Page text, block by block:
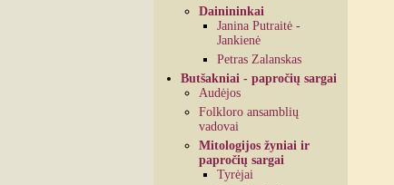
Dainininkai
Janina Putraitė -
Jankienė
Petras Zalanskas
Butšakniai - papročių sargai
Audėjos
Folkloro ansamblių
vadovai
Mitologijos žyniai ir
papročių sargai
Tyrėjai